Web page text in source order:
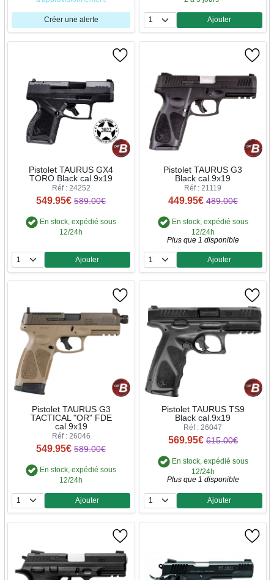
Créer une alerte
Quantité
Ajouter
Pistolet TAURUS GX4
TORO Black cal.9x19
Réf : 24252
549.95€ 589.00€
En stock, expédié sous
12/24h
Quantité
Ajouter
Pistolet TAURUS G3
Black cal.9x19
Réf : 21119
449.95€ 489.00€
En stock, expédié sous
12/24h
Plus que 1 disponible
Quantité
Ajouter
Pistolet TAURUS G3
TACTICAL "OR" FDE
cal.9x19
Réf : 26046
549.95€ 589.00€
En stock, expédié sous
12/24h
Quantité
Ajouter
Pistolet TAURUS TS9
Black cal.9x19
Réf : 26047
569.95€ 615.00€
En stock, expédié sous
12/24h
Plus que 1 disponible
Quantité
Ajouter